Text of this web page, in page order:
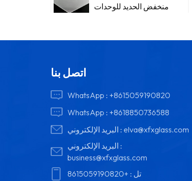
منخفض الحديد للوحدات
اتصل بنا
WhatsApp : +8615059190820
WhatsApp : +8618850736588
البريد الإلكتروني : elva@xfxglass.com
البريد الإلكتروني :
business@xfxglass.com
تل : +8615059190820